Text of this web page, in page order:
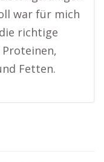
war für mich
richtige
Fetten.